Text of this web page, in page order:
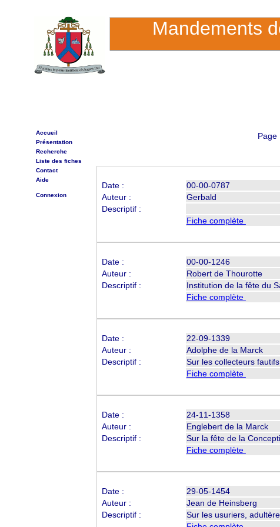
Mandements
Accueil
Présentation
Recherche
Liste des fiches
Contact
Aide
Connexion
Page
Date :
00-00-0787
Auteur :
Gerbald
Descriptif :
Fiche complète
Date :
00-00-1246
Auteur :
Robert de Thourotte
Descriptif :
Institution de la fête du
Fiche complète
Date :
22-09-1339
Auteur :
Adolphe de la Marck
Descriptif :
Sur les collecteurs fautifs.
Fiche complète
Date :
24-11-1358
Auteur :
Englebert de la Marck
Descriptif :
Sur la fête de la
Fiche complète
Date :
29-05-1454
Auteur :
Jean de Heinsberg
Descriptif :
Sur les usuriers,